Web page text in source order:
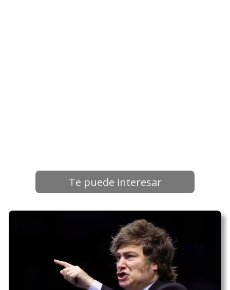
Te puede interesar